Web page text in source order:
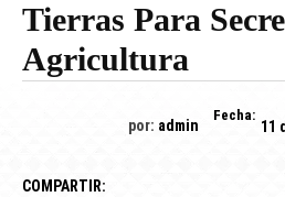
Tierras Para
Agricultura
por: admin
Fecha:
11
COMPARTIR: